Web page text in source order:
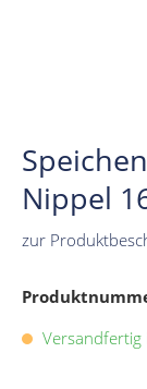
Nippel
zur
Versandfertig